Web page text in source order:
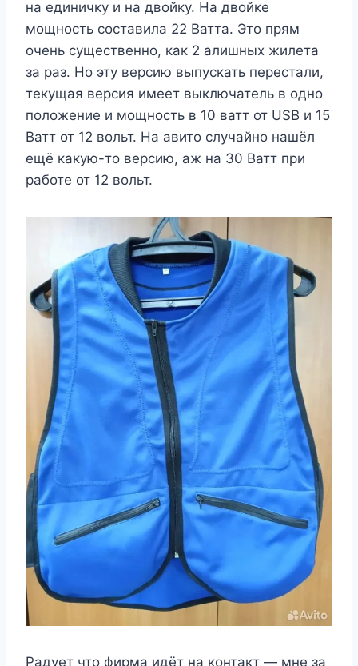
на единичку и на двойку. На двойке
мощность составила 22 Ватта. Это прям
очень существенно, как 2 алишных жилета
за раз. Но эту версию выпускать перестали,
текущая версия имеет выключатель в одно
положение и мощность в 10 ватт от USB и 15
Ватт от 12 вольт. На авито случайно нашёл
ещё какую-то версию, аж на 30 Ватт при
работе от 12 вольт.
Радует что фирма идёт на контакт — мне за